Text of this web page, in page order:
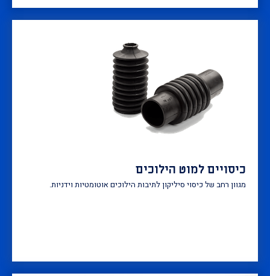
כיסויים למוט הילוכים
מגוון רחב של כיסוי סיליקון לתיבות הילוכים אוטומטיות וידניות.